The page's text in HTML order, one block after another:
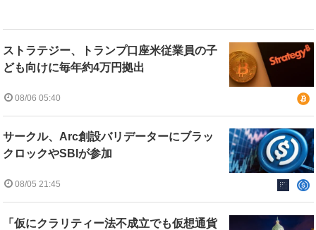
ストラテジー、トランプ口座米従業員の子
ども向けに毎年約4万円拠出
08/06 05:40
サークル、Arc創設バリデーターにブラッ
クロックやSBIが参加
08/05 21:45
「仮にクラリティー法不成立でも仮想通貨